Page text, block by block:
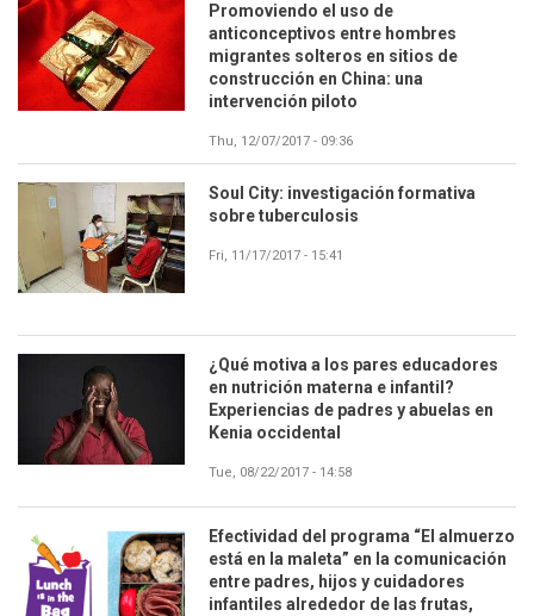
Promoviendo el uso de
anticonceptivos entre hombres
migrantes solteros en sitios de
construcción en China: una
intervención piloto
Thu, 12/07/2017 - 09:36
Soul City: investigación formativa
sobre tuberculosis
Fri, 11/17/2017 - 15:41
¿Qué motiva a los pares educadores
en nutrición materna e infantil?
Experiencias de padres y abuelas en
Kenia occidental
Tue, 08/22/2017 - 14:58
Efectividad del programa “El almuerzo
está en la maleta” en la comunicación
entre padres, hijos y cuidadores
infantiles alrededor de las frutas,